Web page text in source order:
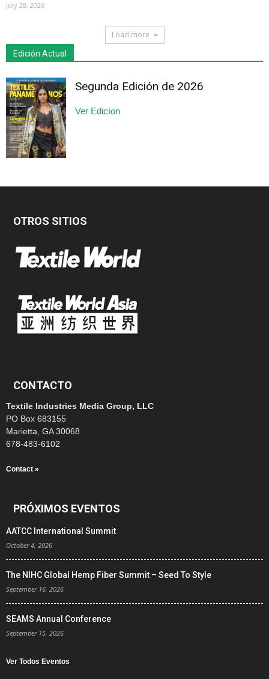
July 28, 2026
Load more
Edición Actual
Segunda Edición de 2026
Ver Edicíon
OTROS SITIOS
CONTACTO
Textile Industries Media Group, LLC
PO Box 683155
Marietta, GA 30068
678-483-6102
Contact »
PRÓXIMOS EVENTOS
AATCC International Summit
October 4, 2026
The NIHC Global Hemp Fiber Summit – Seed To Style
September 16, 2026
SEAMS Annual Conference
September 15, 2026
Ver Todos Eventos